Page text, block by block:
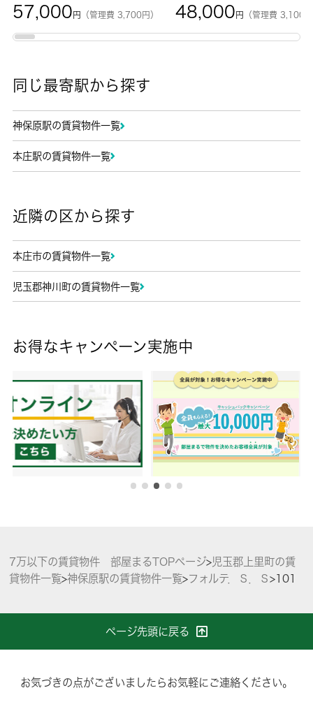
57,000 円 （管理費 3,700円） 48,000 円 （管理費 3,100
同じ最寄駅から探す
神保原駅の賃貸物件一覧
本庄駅の賃貸物件一覧
近隣の区から探す
本庄市の賃貸物件一覧
児玉郡神川町の賃貸物件一覧
お得なキャンペーン実施中
7万以下の賃貸物件 部屋まるTOPページ>児玉郡上里町の賃
貸物件一覧>神保原駅の賃貸物件一覧>フォルテ．Ｓ．Ｓ>101
ページ先頭に戻る
お気づきの点がございましたらお気軽にご連絡ください。